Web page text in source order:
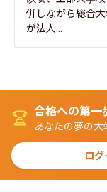
併しながら総合
が法人...
合格への第一
あなたの夢の大
ロ